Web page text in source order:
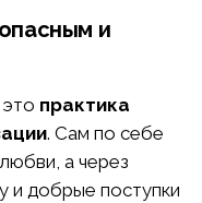
и
практика
. Сам по себе
а через
и добрые поступки